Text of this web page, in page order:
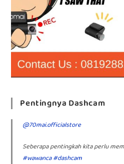
Pentingnya Dashcam
@70mai.officialstore
Seberapa pentingkah kita perlu
#wawanca#dashcam